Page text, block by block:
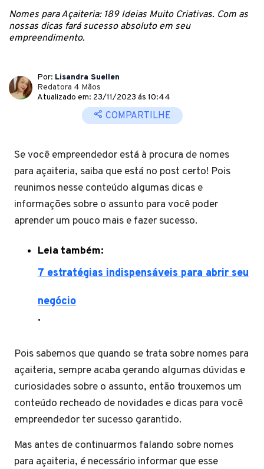
Nomes para Açaiteria: 189 Ideias Muito Criativas. Com as
nossas dicas fará sucesso absoluto em seu
empreendimento.
Por: Lisandra Suellen
Redatora 4 Mãos
Atualizado em: 23/11/2023 ás 10:44
COMPARTILHE
Se você empreendedor está à procura de nomes
para açaiteria, saiba que está no post certo! Pois
reunimos nesse conteúdo algumas dicas e
informações sobre o assunto para você poder
aprender um pouco mais e fazer sucesso.
Leia também:
7 estratégias indispensáveis para abrir seu
negócio
.
Pois sabemos que quando se trata sobre nomes para
açaiteria, sempre acaba gerando algumas dúvidas e
curiosidades sobre o assunto, então trouxemos um
conteúdo recheado de novidades e dicas para você
empreendedor ter sucesso garantido.
Mas antes de continuarmos falando sobre nomes
para açaiteria, é necessário informar que esse